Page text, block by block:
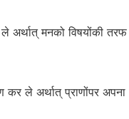
ले अर्थात् मनको विषयोंकी
कर ले अर्थात् प्राणोंपर